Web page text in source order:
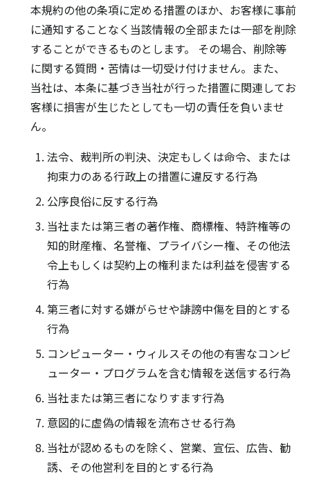
本規約の他の条項に定める措置のほか、お客様に事前
に通知することなく当該情報の全部または一部を削除
することができるものとします。 その場合、削除等
に関する質問・苦情は一切受け付けません。また、
当社は、本条に基づき当社が行った措置に関連してお
客様に損害が生じたとしても一切の責任を負いませ
ん。
法令、裁判所の判決、決定もしくは命令、または
拘束力のある行政上の措置に違反する行為
公序良俗に反する行為
当社または第三者の著作権、商標権、特許権等の
知的財産権、名誉権、プライバシー権、その他法
令上もしくは契約上の権利または利益を侵害する
行為
第三者に対する嫌がらせや誹謗中傷を目的とする
行為
コンピューター・ウィルスその他の有害なコンピ
ューター・プログラムを含む情報を送信する行為
当社または第三者になりすます行為
意図的に虚偽の情報を流布させる行為
当社が認めるものを除く、営業、宣伝、広告、勧
誘、その他営利を目的とする行為